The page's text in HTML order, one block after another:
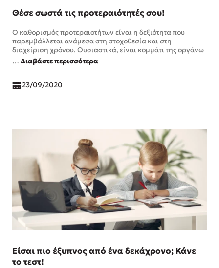
Θέσε σωστά τις προτεραιότητές σου!
Ο καθορισμός προτεραιοτήτων είναι η δεξιότητα που
παρεμβάλλεται ανάμεσα στη στοχοθεσία και στη
διαχείριση χρόνου. Ουσιαστικά, είναι κομμάτι της οργάνω
… Διαβάστε περισσότερα
23/09/2020
Είσαι πιο έξυπνος από ένα δεκάχρονο; Κάνε
το τεστ!